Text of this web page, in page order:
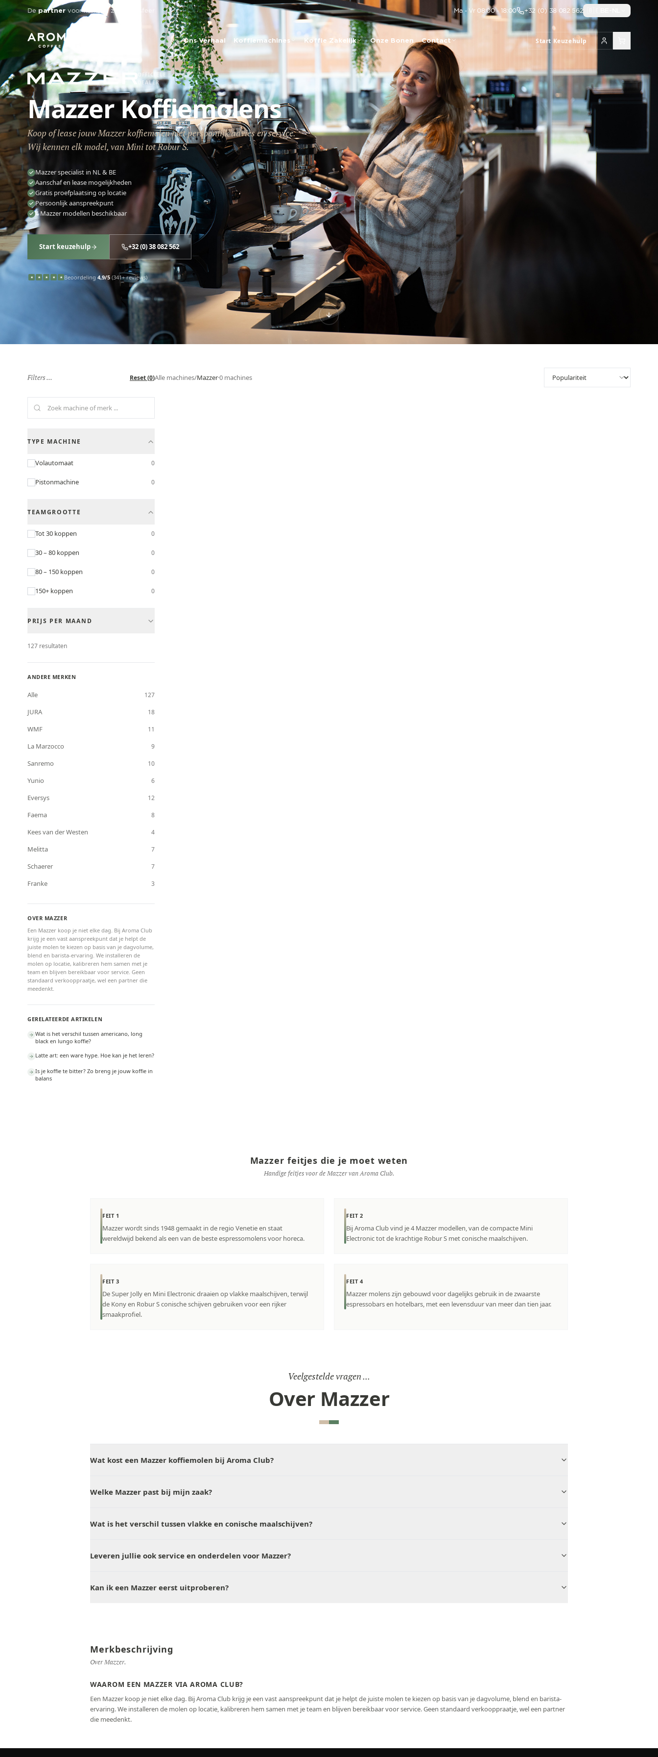
Skip to main content
De partnervoor koffie in zakelijke sfeer Ma - Vr 08:00 - 18:00 +32 (0) 38 082 562
Ons Verhaal Koffiemachines Koffie Zakelijk Onze Bonen Contact Start Keuzehulp
OFFICIËLE
DEALER
Mazzer Koffiemolens
Koop of lease jouw Mazzer koffiemolen met persoonlijk advies en service.
Wij kennen elk model, van Mini tot Robur S.
Mazzer specialist in NL & BE
Aanschaf en lease mogelijkheden
Gratis proefplaatsing op locatie
Persoonlijk aanspreekpunt
4 Mazzer modellen beschikbaar
Start keuzehulp +32 (0) 38 082 562
★ ★ ★ ★ ★ Beoordeling 4,9/5 (341+ reviews)
Filters ... Reset(0)
TYPE MACHINE
Volautomaat 0
Pistonmachine 0
TEAMGROOTTE
Tot 30 koppen 0
30 – 80 koppen 0
80 – 150 koppen 0
150+ koppen 0
PRIJS PER MAAND
Tot €30/mnd
€30 – €60/mnd 0
€60 – €100/mnd
€100+/mnd 0
127 resultaten
ANDERE MERKEN
Alle 127
JURA 18
WMF 11
La Marzocco 9
Sanremo 10
Yunio 6
Eversys 12
Faema 8
Kees van der Westen 4
Melitta 7
Schaerer 7
Franke 3
OVER MAZZER
Een Mazzer koop je niet elke dag. Bij Aroma Club
krijg je een vast aanspreekpunt dat je helpt de
juiste molen te kiezen op basis van je dagvolume,
blend en barista-ervaring. We installeren de
molen op locatie, kalibreren hem samen met je
team en blijven bereikbaar voor service. Geen
standaard verkooppraatje, wel een partner die
meedenkt.
GERELATEERDE ARTIKELEN
Wat is het verschil tussen americano, long
black en lungo koffie?
Latte art: een ware hype. Hoe kan je het leren?
Is je koffie te bitter? Zo breng je jouw koffie in
balans
Alle machines/Mazzer·0 machines
Mazzer feitjes die je moet weten
Handige feitjes voor de Mazzer van Aroma Club.
FEIT 1
Mazzer wordt sinds 1948 gemaakt in de regio Venetie en staat
wereldwijd bekend als een van de beste espressomolens voor horeca.
FEIT 2
Bij Aroma Club vind je 4 Mazzer modellen, van de compacte Mini
Electronic tot de krachtige Robur S met conische maalschijven.
FEIT 3
De Super Jolly en Mini Electronic draaien op vlakke maalschijven, terwijl
de Kony en Robur S conische schijven gebruiken voor een rijker
smaakprofiel.
FEIT 4
Mazzer molens zijn gebouwd voor dagelijks gebruik in de zwaarste
espressobars en hotelbars, met een levensduur van meer dan tien jaar.
Veelgestelde vragen ...
Over Mazzer
Wat kost een Mazzer koffiemolen bij Aroma Club?
Welke Mazzer past bij mijn zaak?
Wat is het verschil tussen vlakke en conische maalschijven?
Leveren jullie ook service en onderdelen voor Mazzer?
Kan ik een Mazzer eerst uitproberen?
Merkbeschrijving
Over Mazzer.
WAAROM EEN MAZZER VIA AROMA CLUB?
Een Mazzer koop je niet elke dag. Bij Aroma Club krijg je een vast aanspreekpunt dat je helpt de juiste molen te kiezen op basis van je dagvolume, blend en barista-
ervaring. We installeren de molen op locatie, kalibreren hem samen met je team en blijven bereikbaar voor service. Geen standaard verkooppraatje, wel een partner
die meedenkt.